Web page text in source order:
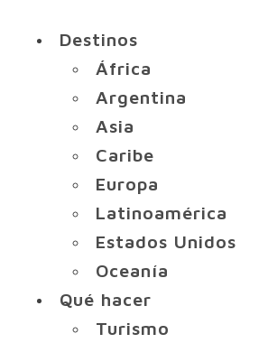
Destinos
África
Argentina
Asia
Caribe
Europa
Latinoamérica
Estados Unidos
Oceanía
Qué hacer
Turismo